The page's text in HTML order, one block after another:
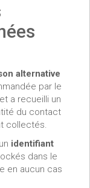
alternative
par le
a recueilli un
du contact
collectés.
identifiant
dans le
en aucun cas